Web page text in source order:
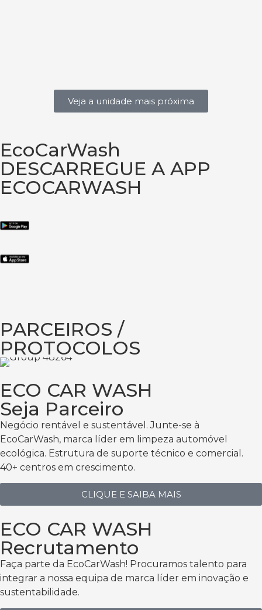
Veja a unidade mais próxima
EcoCarWash
DESCARREGUE A APP
ECOCARWASH
PARCEIROS /
PROTOCOLOS
ECO CAR WASH
Seja Parceiro
Negócio rentável e sustentável. Junte-se à
EcoCarWash, marca líder em limpeza automóvel
ecológica. Estrutura de suporte técnico e comercial.
40+ centros em crescimento.
CLIQUE E SAIBA MAIS
ECO CAR WASH
Recrutamento
Faça parte da EcoCarWash! Procuramos talento para
integrar a nossa equipa de marca líder em inovação e
sustentabilidade.